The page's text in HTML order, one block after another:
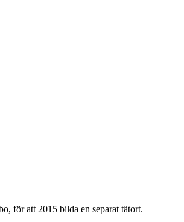
för att 2015 bilda en separat tätort.